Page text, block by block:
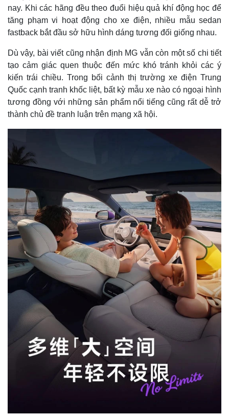
Bất động sản
Khởi nghiệp
Thị trường
Giá cà phê
nay. Khi các hãng đều theo đuổi hiệu quả khí động học để
tăng phạm vi hoạt động cho xe điện, nhiều mẫu sedan
fastback bắt đầu sở hữu hình dáng tương đối giống nhau.
Dù vậy, bài viết cũng nhận định MG vẫn còn một số chi tiết
tạo cảm giác quen thuộc đến mức khó tránh khỏi các ý
kiến trái chiều. Trong bối cảnh thị trường xe điện Trung
Quốc cạnh tranh khốc liệt, bất kỳ mẫu xe nào có ngoại hình
tương đồng với những sản phẩm nổi tiếng cũng rất dễ trở
thành chủ đề tranh luận trên mạng xã hội.